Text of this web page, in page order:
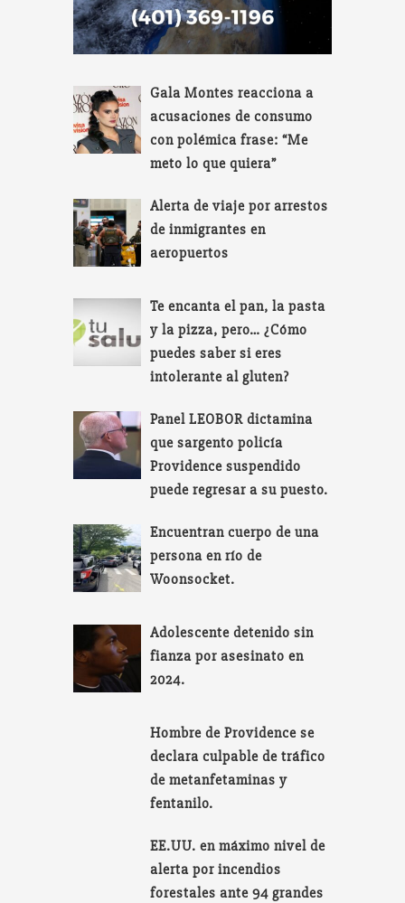
Gala Montes reacciona a
acusaciones de consumo
con polémica frase: “Me
meto lo que quiera”
Alerta de viaje por arrestos
de inmigrantes en
aeropuertos
Te encanta el pan, la pasta
y la pizza, pero… ¿Cómo
puedes saber si eres
intolerante al gluten?
Panel LEOBOR dictamina
que sargento policía
Providence suspendido
puede regresar a su puesto.
Encuentran cuerpo de una
persona en río de
Woonsocket.
Adolescente detenido sin
fianza por asesinato en
2024.
Hombre de Providence se
declara culpable de tráfico
de metanfetaminas y
fentanilo.
EE.UU. en máximo nivel de
alerta por incendios
forestales ante 94 grandes